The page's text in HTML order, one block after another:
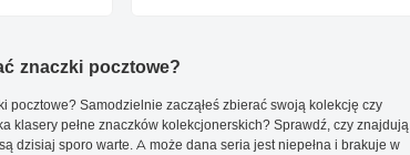
znaczki pocztowe?
pocztowe? Samodzielnie zacząłeś zbierać swoją kolekcję czy
klasery pełne znaczków kolekcjonerskich? Sprawdź, czy znajdują
dzisiaj sporo warte. A może dana seria jest niepełna i brakuje w